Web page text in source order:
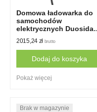
Domowa ładowarka do
samochodów
elektrycznych Duosida
2015,24 zł brutto
Dodaj do koszyka
Pokaż więcej